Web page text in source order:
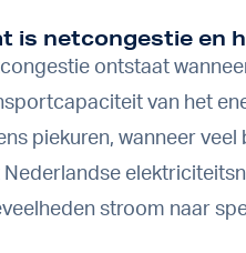
is netcongestie en
ontstaat
van het
piekuren, wanneer
Nederlandse
stroom naar